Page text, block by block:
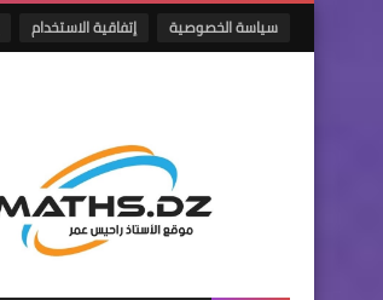
سياسة الخصوصية إتفاقية الاستخدام